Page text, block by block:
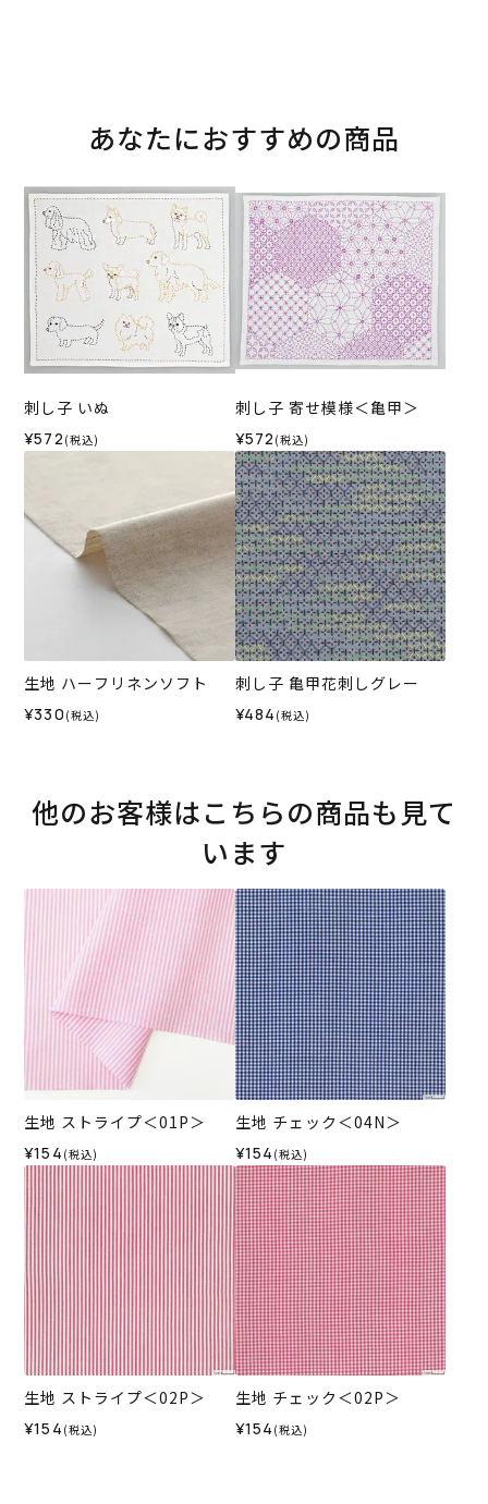
あなたにおすすめの商品
刺し子 いぬ
¥572 (税込)
刺し子 寄せ模様＜亀甲＞
¥572 (税込)
生地 ハーフリネンソフト
¥330 (税込)
刺し子 亀甲花刺しグレー
¥484 (税込)
他のお客様はこちらの商品も見て
います
生地 ストライプ＜01P＞
¥154 (税込)
生地 チェック＜04N＞
¥154 (税込)
生地 ストライプ＜02P＞
¥154 (税込)
生地 チェック＜02P＞
¥154 (税込)